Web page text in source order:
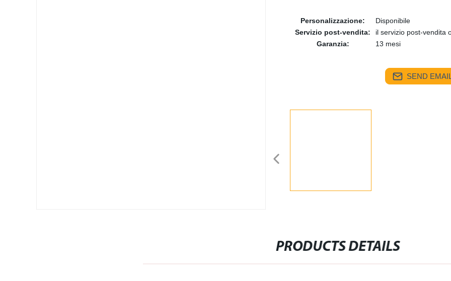
Personalizzazione:
Disponibile
Servizio post-vendita:
il servizio post-vendita
Garanzia:
13 mesi
SEND
PRODUCTS DETAILS